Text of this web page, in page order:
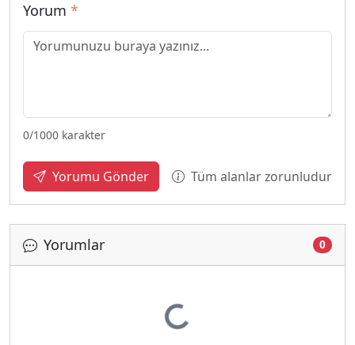
Yorum *
0/1000 karakter
Yorumu Gönder Tüm alanlar zorunludur
Yorumlar 0
Yükleniyor...